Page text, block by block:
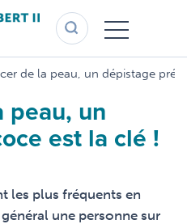
de la peau, un dépistage
peau, un
est la clé !
les plus fréquents en
une personne sur